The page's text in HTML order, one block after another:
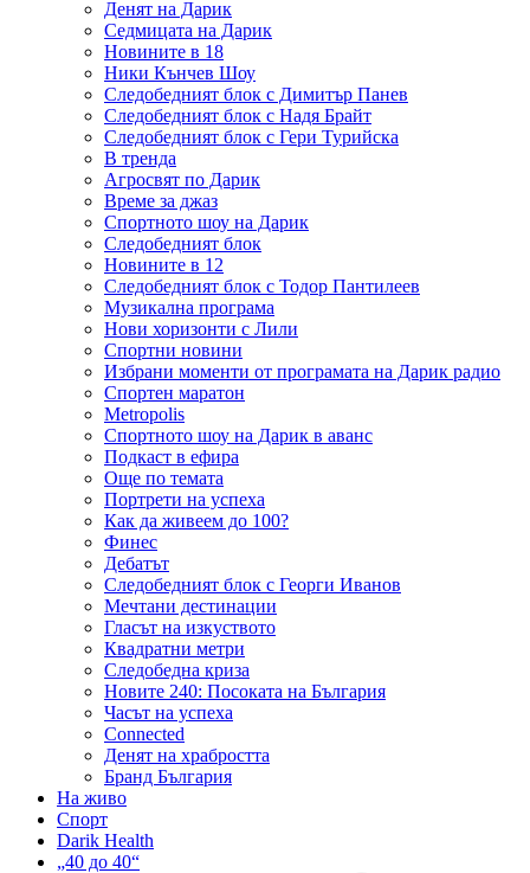
Денят на Дарик
Седмицата на Дарик
Новините в 18
Ники Кънчев Шоу
Следобедният блок с Димитър Панев
Следобедният блок с Надя Брайт
Следобедният блок с Гери Турийска
В тренда
Агросвят по Дарик
Време за джаз
Спортното шоу на Дарик
Следобедният блок
Новините в 12
Следобедният блок с Тодор Пантилеев
Музикална програма
Нови хоризонти с Лили
Спортни новини
Избрани моменти от програмата на Дарик радио
Спортен маратон
Metropolis
Спортното шоу на Дарик в аванс
Подкаст в ефира
Още по темата
Портрети на успеха
Как да живеем до 100?
Финес
Дебатът
Следобедният блок с Георги Иванов
Мечтани дестинации
Гласът на изкуството
Квадратни метри
Следобедна криза
Новите 240: Посоката на България
Часът на успеха
Connected
Денят на храбростта
Бранд България
На живо
Спорт
Darik Health
„40 до 40“